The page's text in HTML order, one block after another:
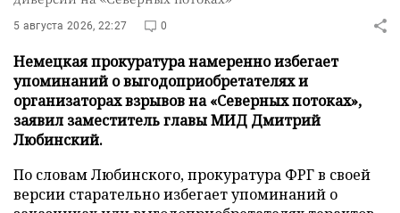
5 августа 2026, 22:27 0
Немецкая прокуратура намеренно избегает
упоминаний о выгодоприобретателях и
организаторах взрывов на «Северных потоках»,
заявил заместитель главы МИД Дмитрий
Любинский.
По словам Любинского, прокуратура ФРГ в своей
версии старательно избегает упоминаний о